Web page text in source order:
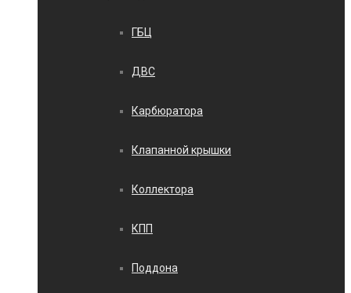
ГБЦ
ДВС
Карбюратора
Клапанной крышки
Коллектора
КПП
Поддона